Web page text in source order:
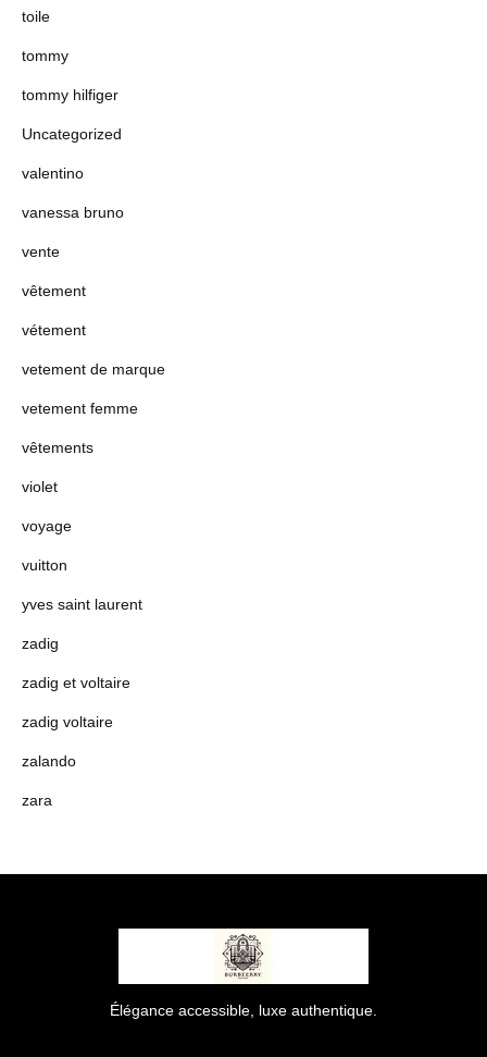
toile
tommy
tommy hilfiger
Uncategorized
valentino
vanessa bruno
vente
vêtement
vétement
vetement de marque
vetement femme
vêtements
violet
voyage
vuitton
yves saint laurent
zadig
zadig et voltaire
zadig voltaire
zalando
zara
Élégance accessible, luxe authentique.